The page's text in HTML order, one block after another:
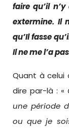
faire qu’il
extermine. Il
qu’Il fasse
Il ne me l’a
Quant à celui
dire par-là : «
une période
ou que je